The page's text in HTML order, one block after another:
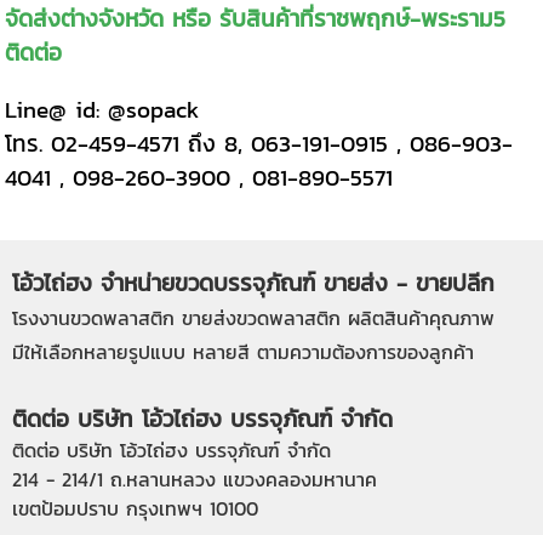
จัดส่งต่างจังหวัด หรือ รับสินค้าที่ราชพฤกษ์-พระราม5
ติดต่อ
Line@ id: @sopack
โทร. 02-459-4571 ถึง 8, 063-191-0915 , 086-903-
4041 , 098-260-3900 , 081-890-5571
โอ้วไถ่ฮง จำหน่ายขวดบรรจุภัณฑ์ ขายส่ง - ขายปลีก
โรงงานขวดพลาสติก ขายส่งขวดพลาสติก ผลิตสินค้าคุณภาพ
มีให้เลือกหลายรูปแบบ หลายสี ตามความต้องการของลูกค้า
ติดต่อ บริษัท โอ้วไถ่ฮง บรรจุภัณฑ์ จำกัด
ติดต่อ บริษัท โอ้วไถ่ฮง บรรจุภัณฑ์ จำกัด
214 - 214/1 ถ.หลานหลวง แขวงคลองมหานาค
เขตป้อมปราบ กรุงเทพฯ 10100